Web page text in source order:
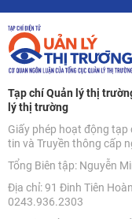
Tạp chí Quản lý thị
lý thị trường
Giấy phép hoạt động tạp
tin và Truyền thông cấp
Tổng Biên tập: Nguyễn
Địa chỉ: 91 Đinh Tiên
0243.936.2303